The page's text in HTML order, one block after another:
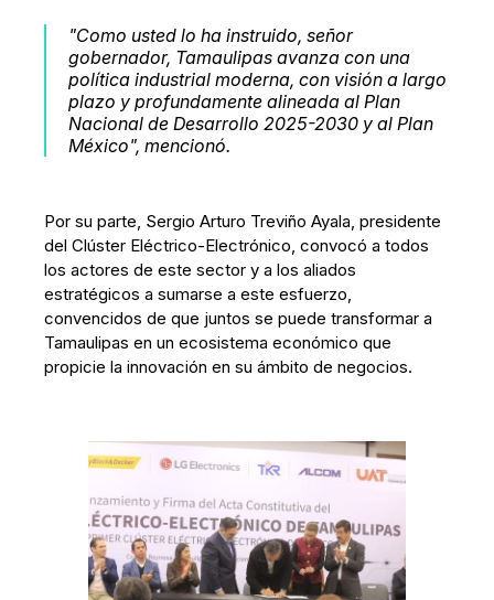
"Como usted lo ha instruido, señor
gobernador, Tamaulipas avanza con una
política industrial moderna, con visión a largo
plazo y profundamente alineada al Plan
Nacional de Desarrollo 2025-2030 y al Plan
México", mencionó.
Por su parte, Sergio Arturo Treviño Ayala, presidente
del Clúster Eléctrico-Electrónico, convocó a todos
los actores de este sector y a los aliados
estratégicos a sumarse a este esfuerzo,
convencidos de que juntos se puede transformar a
Tamaulipas en un ecosistema económico que
propicie la innovación en su ámbito de negocios.